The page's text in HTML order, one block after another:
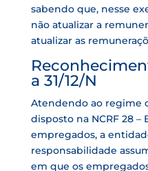
sabendo que, nesse
não atualizar a
atualizar as
a 31/12/N
Atendendo ao regime
disposto na NCRF 28 –
empregados, a
responsabilidade
em que os